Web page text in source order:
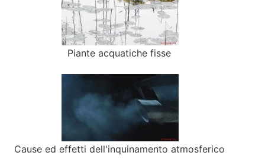
Piante acquatiche fisse
Cause ed effetti dell'inquinamento atmosferico